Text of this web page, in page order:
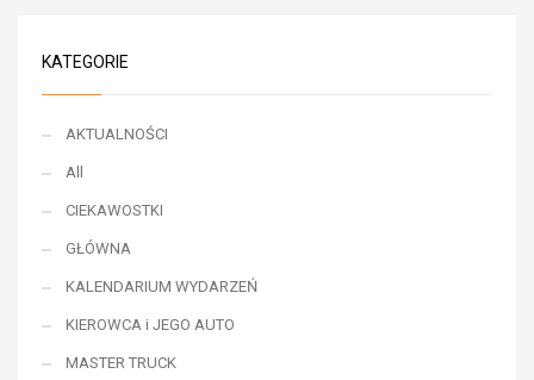
KATEGORIE
AKTUALNOŚCI
All
CIEKAWOSTKI
GŁÓWNA
KALENDARIUM WYDARZEŃ
KIEROWCA i JEGO AUTO
MASTER TRUCK